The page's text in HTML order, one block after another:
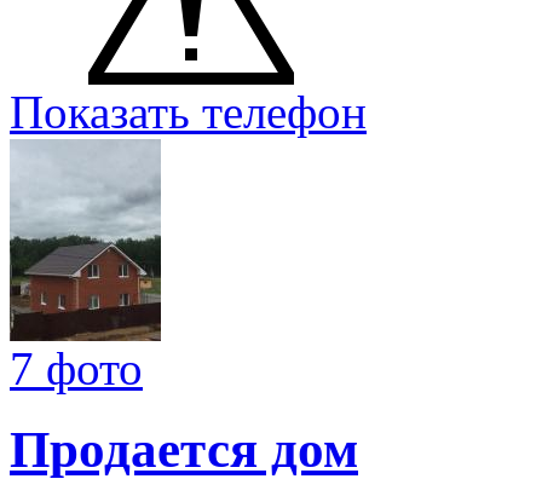
Показать телефон
7 фото
Продается дом